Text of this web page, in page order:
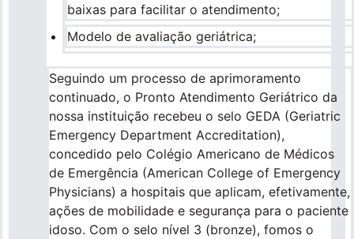
baixas para facilitar o atendimento;
Modelo de avaliação geriátrica;
Seguindo um processo de aprimoramento
continuado, o Pronto Atendimento Geriátrico da
nossa instituição recebeu o selo GEDA (Geriatric
Emergency Department Accreditation),
concedido pelo Colégio Americano de Médicos
de Emergência (American College of Emergency
Physicians) a hospitais que aplicam, efetivamente,
ações de mobilidade e segurança para o paciente
idoso. Com o selo nível 3 (bronze), fomos o